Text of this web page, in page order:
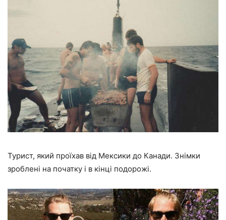
Турист, який проїхав від Мексики до Канади. Знімки
зроблені на початку і в кінці подорожі.